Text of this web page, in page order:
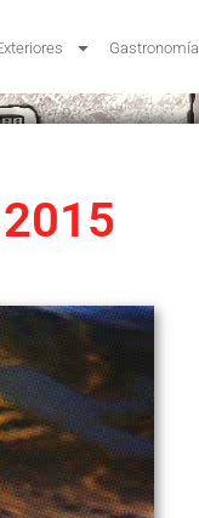
Gastronomía